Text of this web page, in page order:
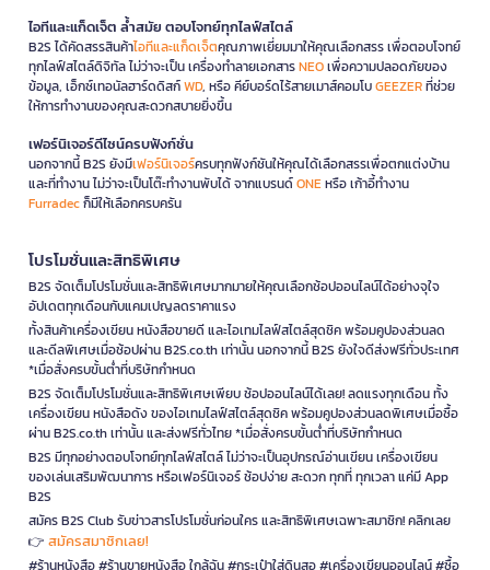
ไอทีและแก็ดเจ็ต ล้ำสมัย ตอบโจทย์ทุกไลฟ์สไตล์
B2S ได้คัดสรรสินค้าไอทีและแก็ดเจ็ตคุณภาพเยี่ยมมาให้คุณเลือกสรร เพื่อตอบโจทย์
ทุกไลฟ์สไตล์ดิจิทัล ไม่ว่าจะเป็น เครื่องทำลายเอกสารNEOเพื่อความปลอดภัยของ
ข้อมูล, เอ็กซ์เทอนัลฮาร์ดดิสก์WD, หรือ คีย์บอร์ดไร้สายเมาส์คอมโบGEEZERที่ช่วย
ให้การทำงานของคุณสะดวกสบายยิ่งขึ้น
เฟอร์นิเจอร์ดีไซน์ครบฟังก์ชั่น
นอกจากนี้ B2S ยังมีเฟอร์นิเจอร์ครบทุกฟังก์ชันให้คุณได้เลือกสรรเพื่อตกแต่งบ้าน
และที่ทำงาน ไม่ว่าจะเป็นโต๊ะทำงานพับได้ จากแบรนด์ONEหรือ เก้าอี้ทำงาน
Furradecก็มีให้เลือกครบครัน
โปรโมชั่นและสิทธิพิเศษ
B2S จัดเต็มโปรโมชั่นและสิทธิพิเศษมากมายให้คุณเลือกช้อปออนไลน์ได้อย่างจุใจ
อัปเดตทุกเดือนกับแคมเปญลดราคาแรง
ทั้งสินค้าเครื่องเขียน หนังสือขายดี และไอเทมไลฟ์สไตล์สุดชิค พร้อมคูปองส่วนลด
และดีลพิเศษเมื่อช้อปผ่าน B2S.co.th เท่านั้น นอกจากนี้ B2S ยังใจดีส่งฟรีทั่วประเทศ
*เมื่อสั่งครบขั้นต่ำที่บริษัทกำหนด
B2S จัดเต็มโปรโมชั่นและสิทธิพิเศษเพียบ ช้อปออนไลน์ได้เลย! ลดแรงทุกเดือน ทั้ง
เครื่องเขียน หนังสือดัง ของไอเทมไลฟ์สไตล์สุดชิค พร้อมคูปองส่วนลดพิเศษเมื่อซื้อ
ผ่าน B2S.co.th เท่านั้น และส่งฟรีทั่วไทย *เมื่อสั่งครบขั้นต่ำที่บริษัทกำหนด
B2S มีทุกอย่างตอบโจทย์ทุกไลฟ์สไตล์ ไม่ว่าจะเป็นอุปกรณ์อ่านเขียน เครื่องเขียน
ของเล่นเสริมพัฒนาการ หรือเฟอร์นิเจอร์ ช้อปง่าย สะดวก ทุกที่ ทุกเวลา แค่มี App
B2S
สมัคร B2S Club รับข่าวสารโปรโมชั่นก่อนใคร และสิทธิพิเศษเฉพาะสมาชิก! คลิกเลย
👉 สมัครสมาชิกเลย!
#ร้านหนังสือ #ร้านขายหนังสือ ใกล้ฉัน #กระเป๋าใส่ดินสอ #เครื่องเขียนออนไลน์ #ซื้อ